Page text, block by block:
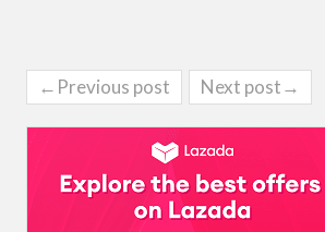
←Previous post Next post→